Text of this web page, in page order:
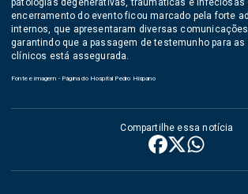
patologias degenerativas, traumáticas e infeciosas
encerramento do evento ficou marcado pela forte
internos, que apresentaram diversas
garantindo que a passagem de testemunho para
clínicos está assegurada.
Fonte e imagem - Página do Hospital Pedro Hispano
Compartilhe essa notícia